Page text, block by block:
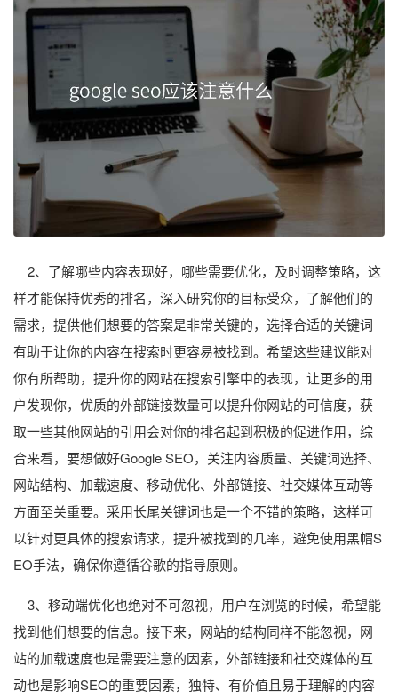
2、了解哪些内容表现好，哪些需要优化，及时调整策略，这
样才能保持优秀的排名，深入研究你的目标受众，了解他们的
需求，提供他们想要的答案是非常关键的，选择合适的关键词
有助于让你的内容在搜索时更容易被找到。希望这些建议能对
你有所帮助，提升你的网站在搜索引擎中的表现，让更多的用
户发现你，优质的外部链接数量可以提升你网站的可信度，获
取一些其他网站的引用会对你的排名起到积极的促进作用，综
合来看，要想做好Google SEO，关注内容质量、关键词选择、
网站结构、加载速度、移动优化、外部链接、社交媒体互动等
方面至关重要。采用长尾关键词也是一个不错的策略，这样可
以针对更具体的搜索请求，提升被找到的几率，避免使用黑帽S
EO手法，确保你遵循谷歌的指导原则。
3、移动端优化也绝对不可忽视，用户在浏览的时候，希望能
找到他们想要的信息。接下来，网站的结构同样不能忽视，网
站的加载速度也是需要注意的因素，外部链接和社交媒体的互
动也是影响SEO的重要因素，独特、有价值且易于理解的内容